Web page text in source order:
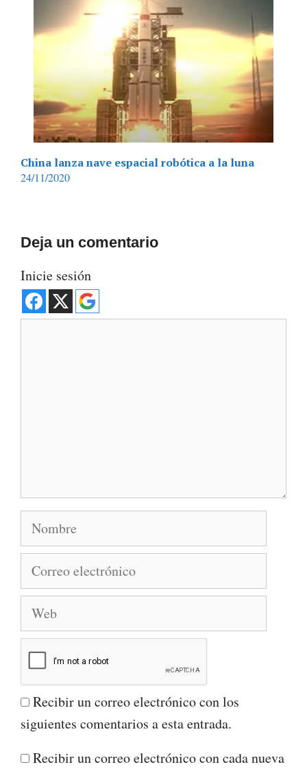
China lanza nave espacial robótica a la luna
24/11/2020
Deja un comentario
Inicie sesión
Nombre
Correo
Web
Recibir un correo electrónico con los
siguientes comentarios a esta entrada.
Recibir un correo electrónico con cada nueva